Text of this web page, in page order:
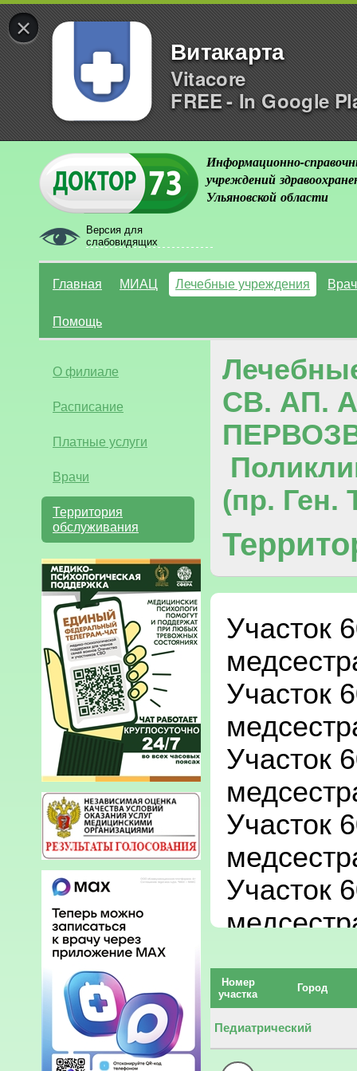
×
Витакарта
Vitacore
FREE - In Google
Версия для
слабовидящих
Информационно-
учреждений
Ульяновской области
Главная МИАЦ Лечебные учреждения
Помощь
О филиале
Расписание
Платные услуги
Врачи
Территория
обслуживания
СВ. АП.
(пр. Ген.
Участок
Участок
Участок
Участок
Участок
Участок
Номер
участка
Город
Педиатрический